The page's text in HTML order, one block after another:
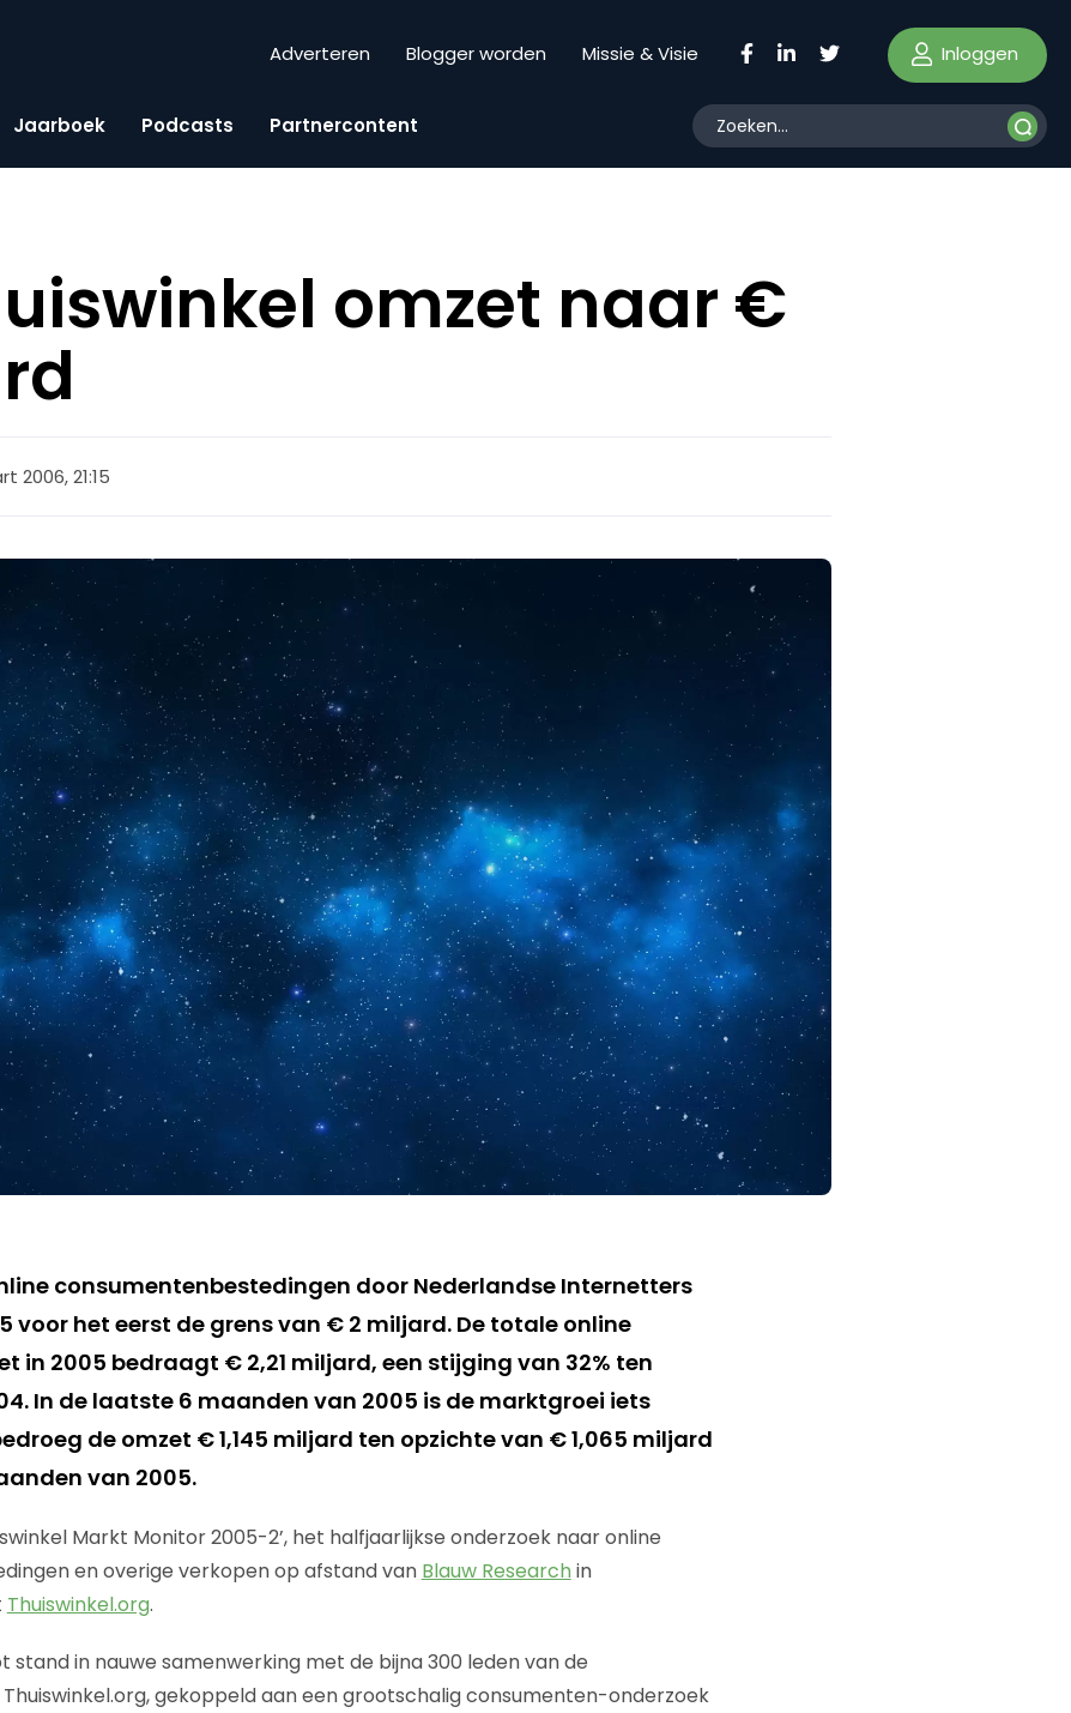
Adverteren Blogger worden Missie & Visie Inloggen
Jaarboek Podcasts Partnercontent
omzet naar €
2006, 21:15
consumentenbestedingen door Nederlandse Internetters
voor het eerst de grens van € 2 miljard. De totale online
in 2005 bedraagt € 2,21 miljard, een stijging van 32% ten
In de laatste 6 maanden van 2005 is de marktgroei iets
de omzet € 1,145 miljard ten opzichte van € 1,065 miljard
van 2005.
Markt Monitor 2005-2’, het halfjaarlijkse onderzoek naar online
en overige verkopen op afstand van Blauw Research in
Thuiswinkel.org.
stand in nauwe samenwerking met de bijna 300 leden van de
gekoppeld aan een grootschalig consumenten-onderzoek